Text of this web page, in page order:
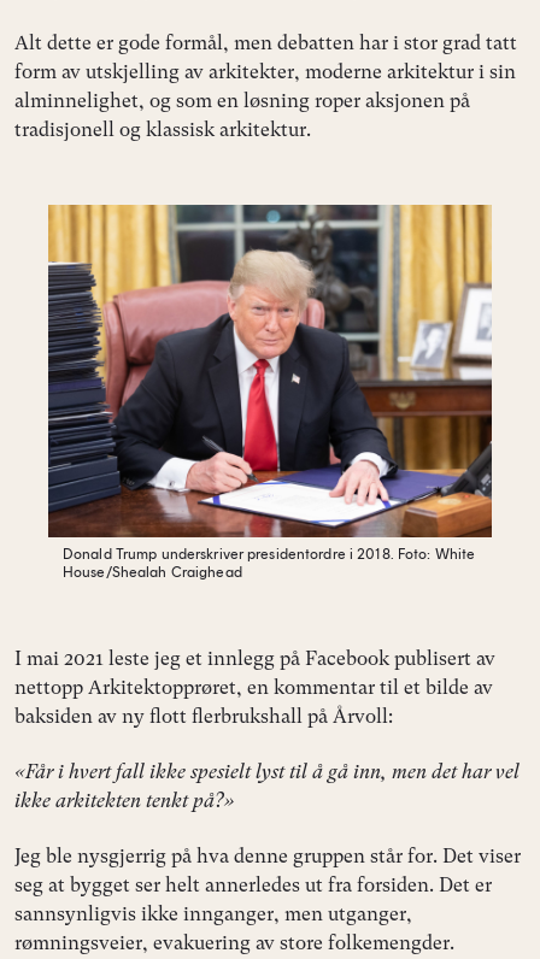
Alt dette er gode formål, men debatten har i stor grad tatt
form av utskjelling av arkitekter, moderne arkitektur i sin
alminnelighet, og som en løsning roper aksjonen på
tradisjonell og klassisk arkitektur.
Donald Trump underskriver presidentordre i 2018. Foto: White
House/Shealah Craighead
I mai 2021 leste jeg et innlegg på Facebook publisert av
nettopp Arkitektopprøret, en kommentar til et bilde av
baksiden av ny flott flerbrukshall på Årvoll:
«Får i hvert fall ikke spesielt lyst til å gå inn, men det har vel
ikke arkitekten tenkt på?»
Jeg ble nysgjerrig på hva denne gruppen står for. Det viser
seg at bygget ser helt annerledes ut fra forsiden. Det er
sannsynligvis ikke innganger, men utganger,
rømningsveier, evakuering av store folkemengder.